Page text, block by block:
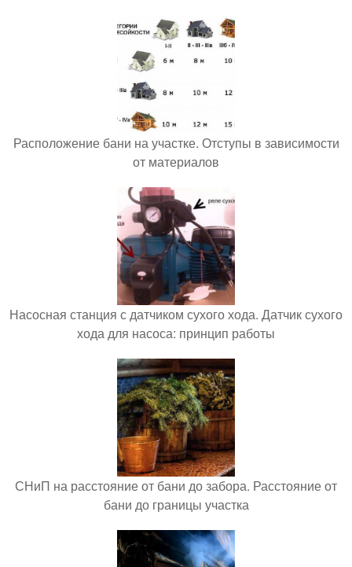
Расположение бани на участке. Отступы в зависимости
от материалов
Насосная станция с датчиком сухого хода. Датчик сухого
хода для насоса: принцип работы
СНиП на расстояние от бани до забора. Расстояние от
бани до границы участка